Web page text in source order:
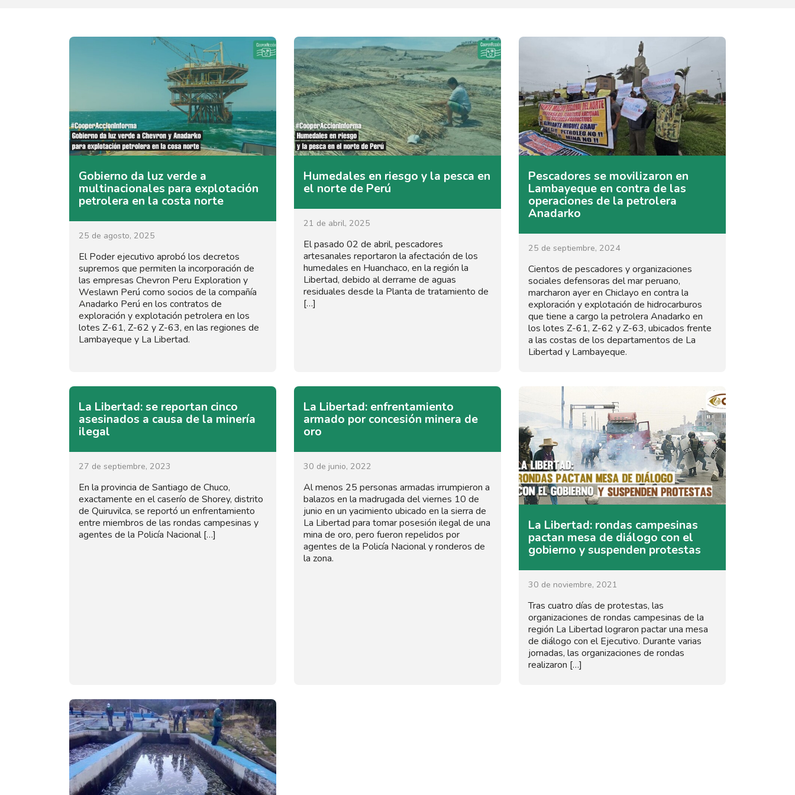
Gobierno da luz verde a
multinacionales para explotación
petrolera en la costa norte
25 de agosto, 2025
El Poder ejecutivo aprobó los decretos
supremos que permiten la incorporación de
las empresas Chevron Peru Exploration y
Weslawn Perú como socios de la compañía
Anadarko Perú en los contratos de
exploración y explotación petrolera en los
lotes Z-61, Z-62 y Z-63, en las regiones de
Lambayeque y La Libertad.
Humedales en riesgo y la pesca en
el norte de Perú
21 de abril, 2025
El pasado 02 de abril, pescadores
artesanales reportaron la afectación de los
humedales en Huanchaco, en la región la
Libertad, debido al derrame de aguas
residuales desde la Planta de tratamiento de
[…]
Pescadores se movilizaron en
Lambayeque en contra de las
operaciones de la petrolera
Anadarko
25 de septiembre, 2024
Cientos de pescadores y organizaciones
sociales defensoras del mar peruano,
marcharon ayer en Chiclayo en contra la
exploración y explotación de hidrocarburos
que tiene a cargo la petrolera Anadarko en
los lotes Z-61, Z-62 y Z-63, ubicados frente
a las costas de los departamentos de La
Libertad y Lambayeque.
La Libertad: se reportan cinco
asesinados a causa de la minería
ilegal
27 de septiembre, 2023
En la provincia de Santiago de Chuco,
exactamente en el caserío de Shorey, distrito
de Quiruvilca, se reportó un enfrentamiento
entre miembros de las rondas campesinas y
agentes de la Policía Nacional […]
La Libertad: enfrentamiento
armado por concesión minera de
oro
30 de junio, 2022
Al menos 25 personas armadas irrumpieron a
balazos en la madrugada del viernes 10 de
junio en un yacimiento ubicado en la sierra de
La Libertad para tomar posesión ilegal de una
mina de oro, pero fueron repelidos por
agentes de la Policía Nacional y ronderos de
la zona.
La Libertad: rondas campesinas
pactan mesa de diálogo con el
gobierno y suspenden protestas
30 de noviembre, 2021
Tras cuatro días de protestas, las
organizaciones de rondas campesinas de la
región La Libertad lograron pactar una mesa
de diálogo con el Ejecutivo. Durante varias
jornadas, las organizaciones de rondas
realizaron […]